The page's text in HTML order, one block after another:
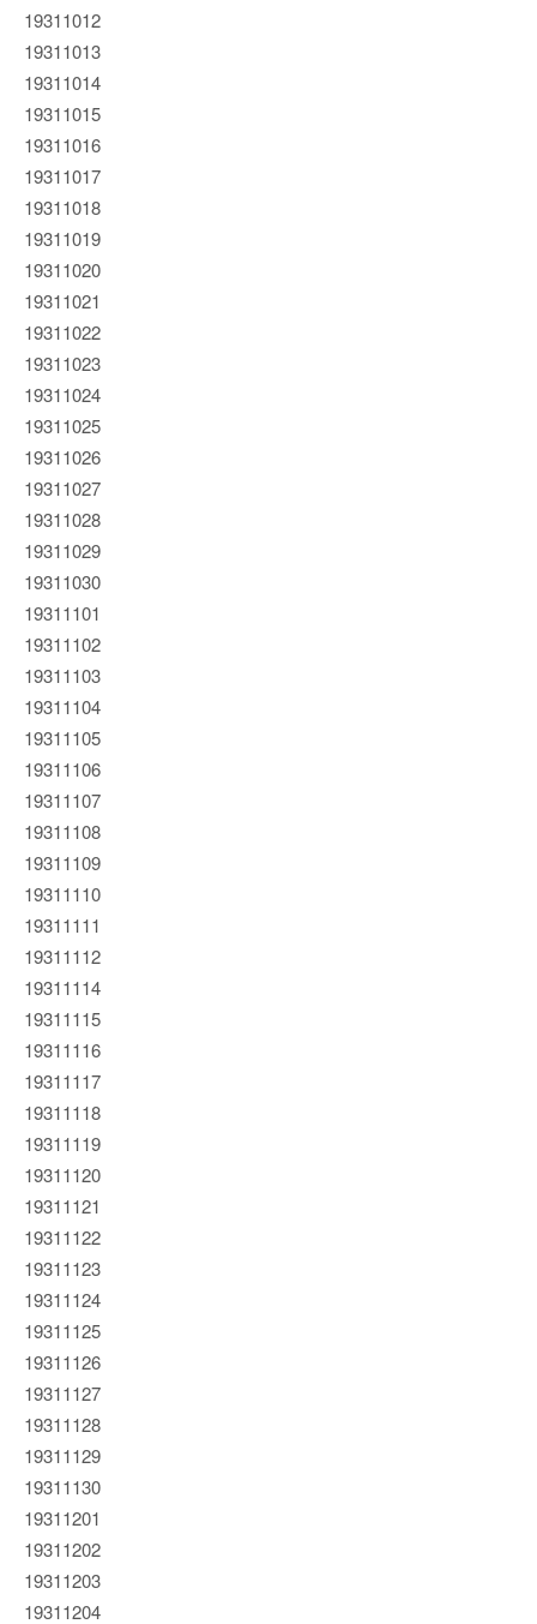
19311012
19311013
19311014
19311015
19311016
19311017
19311018
19311019
19311020
19311021
19311022
19311023
19311024
19311025
19311026
19311027
19311028
19311029
19311030
19311101
19311102
19311103
19311104
19311105
19311106
19311107
19311108
19311109
19311110
19311111
19311112
19311114
19311115
19311116
19311117
19311118
19311119
19311120
19311121
19311122
19311123
19311124
19311125
19311126
19311127
19311128
19311129
19311130
19311201
19311202
19311203
19311204